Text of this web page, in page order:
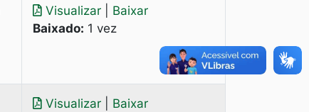
Visualizar
Baixar
Baixado: 1 vez
Visualizar
Baixar